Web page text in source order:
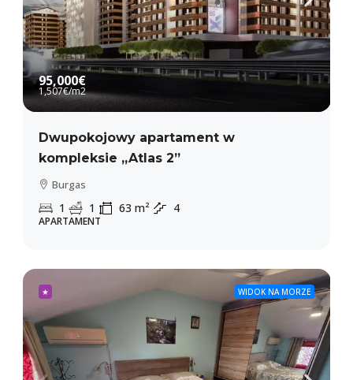
95,000€
1,507€/m2
Dwupokojowy apartament w
kompleksie „Atlas 2”
Burgas
1 1 63 m² 4
APARTAMENT
★ WIDOK NA MORZE